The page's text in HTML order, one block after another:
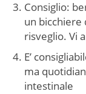
Consiglio:
un bicchiere
risveglio. Vi
E’
ma
intestinale